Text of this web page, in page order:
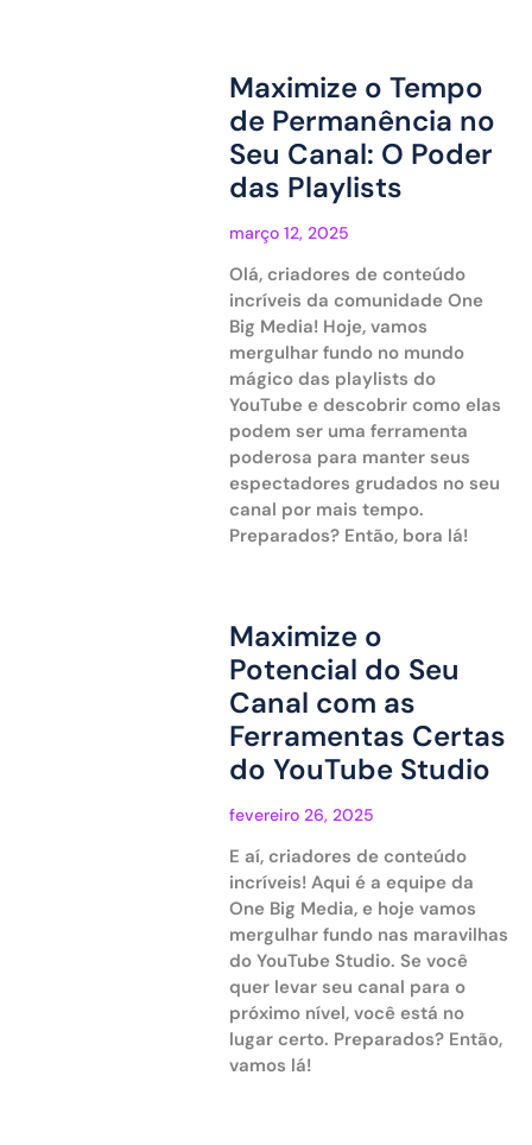
Maximize o Tempo
de Permanência no
Seu Canal: O Poder
das Playlists
março 12, 2025
Olá, criadores de conteúdo
incríveis da comunidade One
Big Media! Hoje, vamos
mergulhar fundo no mundo
mágico das playlists do
YouTube e descobrir como elas
podem ser uma ferramenta
poderosa para manter seus
espectadores grudados no seu
canal por mais tempo.
Preparados? Então, bora lá!
Maximize o
Potencial do Seu
Canal com as
Ferramentas Certas
do YouTube Studio
fevereiro 26, 2025
E aí, criadores de conteúdo
incríveis! Aqui é a equipe da
One Big Media, e hoje vamos
mergulhar fundo nas maravilhas
do YouTube Studio. Se você
quer levar seu canal para o
próximo nível, você está no
lugar certo. Preparados? Então,
vamos lá!